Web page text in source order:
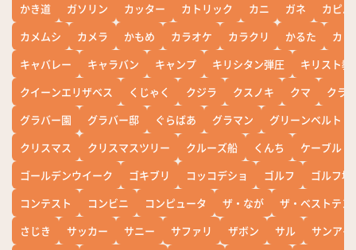
かき道
ガソリン カッター カトリック カニ ガネ
カピバ
カメムシ
カメラ かもめ カラオケ カラクリ かるた
カレ
キャバレー
キャラバン キャンプ キリシタン弾圧
キリスト教
クイーンエリザベス
くじゃく クジラ クスノキ クマ
クラ
グラバー園
グラバー邸 ぐらばあ グラマン
グリーンベルト
クリスマス
クリスマスツリー クルーズ船 くんち
ケーブル
ゴールデンウイーク
ゴキブリ コッコデショ ゴルフ
ゴルフ場
コンテスト
コンビニ コンピュータ ザ・なが
ザ・ベストテン
さじき
サッカー サニー サファリ ザボン サル
サンアイ